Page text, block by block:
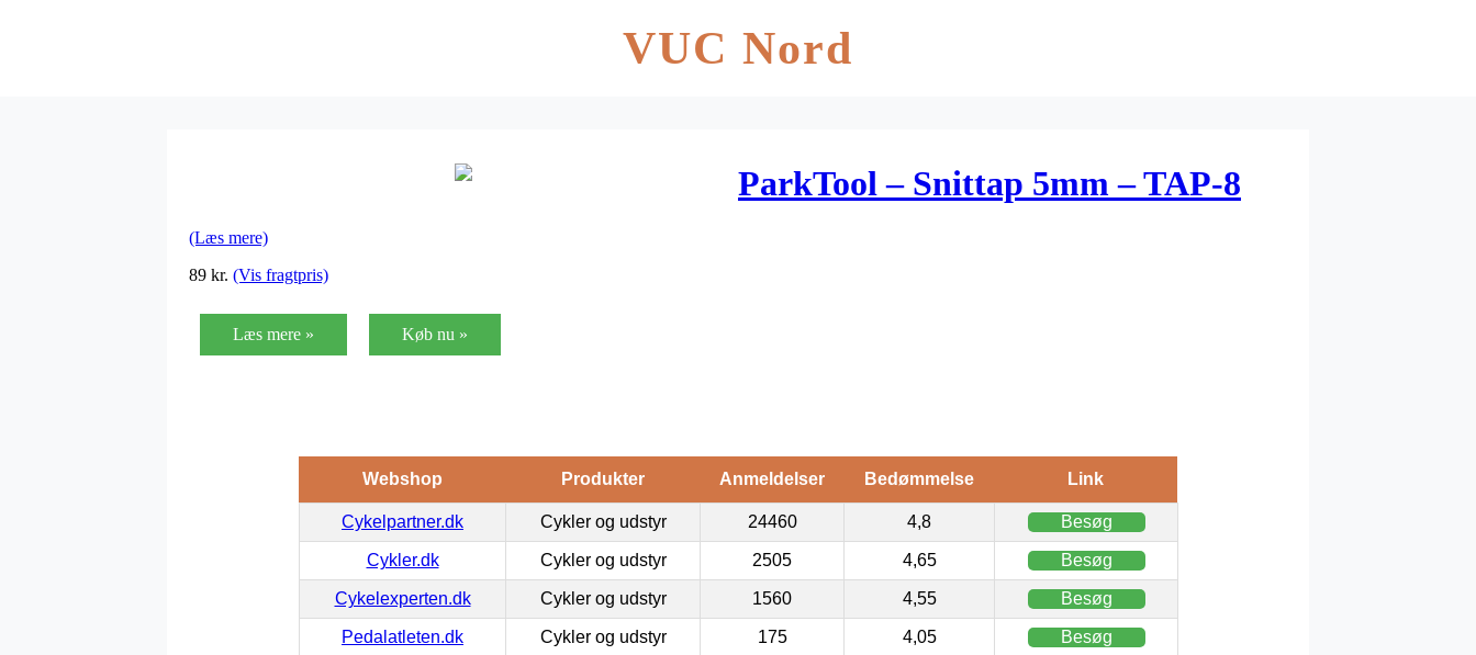
VUC Nord
ParkTool – Snittap 5mm – TAP-8
(Læs mere)
89 kr. (Vis fragtpris)
Læs mere » Køb nu »
Webshop Produkter Anmeldelser Bedømmelse Link
Cykelpartner.dk Cykler og udstyr 24460 4,8 Besøg
Cykler.dk Cykler og udstyr 2505 4,65 Besøg
Cykelexperten.dk Cykler og udstyr 1560 4,55 Besøg
Pedalatleten.dk Cykler og udstyr 175 4,05 Besøg